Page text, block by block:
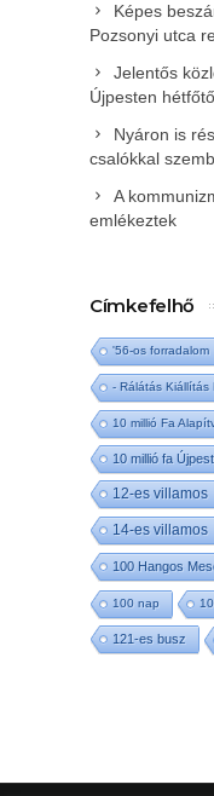
Képes
Pozsonyi utca
Jelentős
Újpesten
Nyáron is
csalókkal
A
emlékeztek
Címkefelhő
'56-os forradalom
- Rálátás Kiállítás
10 millió Fa
10 millió fa
12-es villamos
14-es villamos
100 Hangos
100 nap
121-es busz